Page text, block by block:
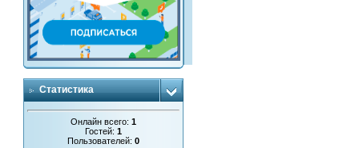
Статистика
Онлайн всего:1
Гостей:1
Пользователей:0